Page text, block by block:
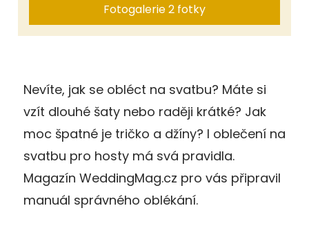
Fotogalerie 2 fotky
Nevíte, jak se obléct na svatbu? Máte si
vzít dlouhé šaty nebo raději krátké? Jak
moc špatné je tričko a džíny? I oblečení na
svatbu pro hosty má svá pravidla.
Magazín WeddingMag.cz pro vás připravil
manuál správného oblékání.